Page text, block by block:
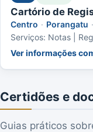
Cartório de
Centro · Porangatu ·
Serviços: Notas |
Ver informações
Certidões e
Guias práticos